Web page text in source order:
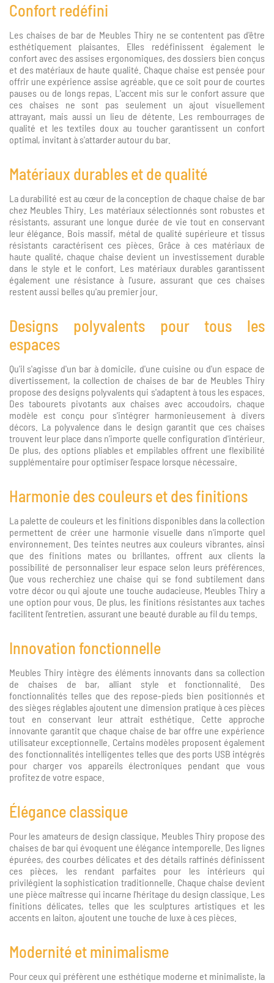
Confort redéfini
Les chaises de bar de Meubles Thiry ne se contentent pas d'être
esthétiquement plaisantes. Elles redéfinissent également le
confort avec des assises ergonomiques, des dossiers bien conçus
et des matériaux de haute qualité. Chaque chaise est pensée pour
offrir une expérience assise agréable, que ce soit pour de courtes
pauses ou de longs repas. L'accent mis sur le confort assure que
ces chaises ne sont pas seulement un ajout visuellement
attrayant, mais aussi un lieu de détente. Les rembourrages de
qualité et les textiles doux au toucher garantissent un confort
optimal, invitant à s'attarder autour du bar.
Matériaux durables et de qualité
La durabilité est au cœur de la conception de chaque chaise de bar
chez Meubles Thiry. Les matériaux sélectionnés sont robustes et
résistants, assurant une longue durée de vie tout en conservant
leur élégance. Bois massif, métal de qualité supérieure et tissus
résistants caractérisent ces pièces. Grâce à ces matériaux de
haute qualité, chaque chaise devient un investissement durable
dans le style et le confort. Les matériaux durables garantissent
également une résistance à l'usure, assurant que ces chaises
restent aussi belles qu'au premier jour.
Designs polyvalents pour tous les
espaces
Qu'il s'agisse d'un bar à domicile, d'une cuisine ou d'un espace de
divertissement, la collection de chaises de bar de Meubles Thiry
propose des designs polyvalents qui s'adaptent à tous les espaces.
Des tabourets pivotants aux chaises avec accoudoirs, chaque
modèle est conçu pour s'intégrer harmonieusement à divers
décors. La polyvalence dans le design garantit que ces chaises
trouvent leur place dans n'importe quelle configuration d'intérieur.
De plus, des options pliables et empilables offrent une flexibilité
supplémentaire pour optimiser l'espace lorsque nécessaire.
Harmonie des couleurs et des finitions
La palette de couleurs et les finitions disponibles dans la collection
permettent de créer une harmonie visuelle dans n'importe quel
environnement. Des teintes neutres aux couleurs vibrantes, ainsi
que des finitions mates ou brillantes, offrent aux clients la
possibilité de personnaliser leur espace selon leurs préférences.
Que vous recherchiez une chaise qui se fond subtilement dans
votre décor ou qui ajoute une touche audacieuse, Meubles Thiry a
une option pour vous. De plus, les finitions résistantes aux taches
facilitent l'entretien, assurant une beauté durable au fil du temps.
Innovation fonctionnelle
Meubles Thiry intègre des éléments innovants dans sa collection
de chaises de bar, alliant style et fonctionnalité. Des
fonctionnalités telles que des repose-pieds bien positionnés et
des sièges réglables ajoutent une dimension pratique à ces pièces
tout en conservant leur attrait esthétique. Cette approche
innovante garantit que chaque chaise de bar offre une expérience
utilisateur exceptionnelle. Certains modèles proposent également
des fonctionnalités intelligentes telles que des ports USB intégrés
pour charger vos appareils électroniques pendant que vous
profitez de votre espace.
Élégance classique
Pour les amateurs de design classique, Meubles Thiry propose des
chaises de bar qui évoquent une élégance intemporelle. Des lignes
épurées, des courbes délicates et des détails raffinés définissent
ces pièces, les rendant parfaites pour les intérieurs qui
privilégient la sophistication traditionnelle. Chaque chaise devient
une pièce maîtresse qui incarne l'héritage du design classique. Les
finitions délicates, telles que les sculptures artistiques et les
accents en laiton, ajoutent une touche de luxe à ces pièces.
Modernité et minimalisme
Pour ceux qui préfèrent une esthétique moderne et minimaliste, la